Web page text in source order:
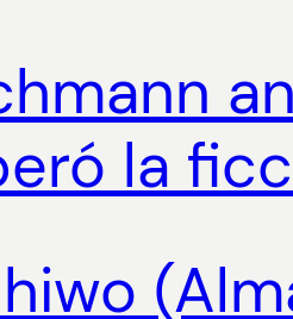
la